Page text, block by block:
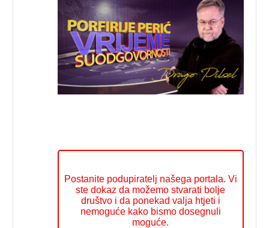
Postanite podupiratelj našega portala. Vi
ste dokaz da možemo stvarati bolje
društvo i da ponekad valja htjeti i
nemoguće kako bismo dosegnuli
moguće.